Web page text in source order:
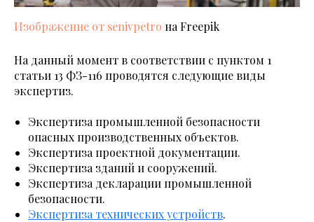
Изображение от senivpetro на Freepik
На данный момент в соответствии с пунктом 1
статьи 13 ФЗ-116 проводятся следующие виды
экспертиз.
Экспертиза промышленной безопасности
опасных производственных объектов.
Экспертиза проектной документации.
Экспертиза зданий и сооружений.
Экспертиза декларации промышленной
безопасности.
Экспертиза технических устройств.